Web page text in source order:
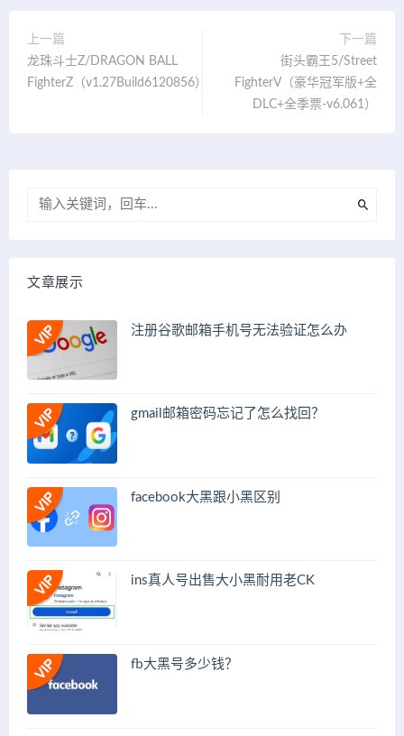
上一篇
龙珠斗士Z/DRAGON BALL
FighterZ（v1.27Build6120856）
下一篇
街头霸王5/Street
FighterV（豪华冠军版+全
DLC+全季票-v6.061）
文章展示
注册谷歌邮箱手机号无法验证怎么办
gmail邮箱密码忘记了怎么找回？
facebook大黑跟小黑区别
ins真人号出售大小黑耐用老CK
fb大黑号多少钱？